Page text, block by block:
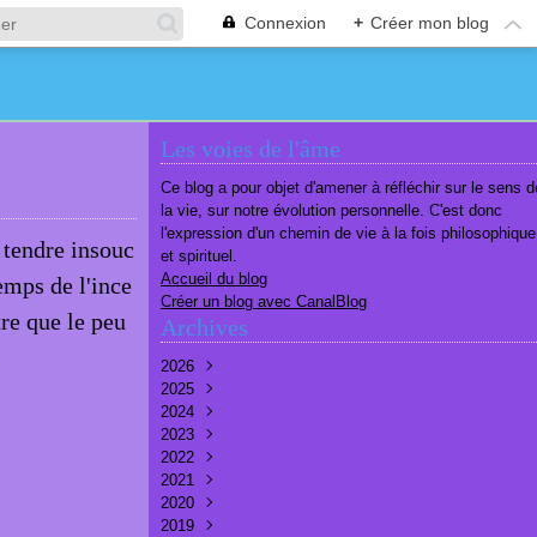
Connexion + Créer mon blog
insouc
de l'ince
que le peu
Les voies de l'âme
Ce blog a pour objet d'amener à réfléchir sur le sens
la vie, sur notre évolution personnelle. C'est donc
l'expression d'un chemin de vie à la fois philosophique
et spirituel.
Accueil du blog
Créer un blog avec CanalBlog
Archives
2026
Août
Juillet
Juin
Mai(7)
Avril
Mars
Février
2025
Décembre
Novembre
Octobre
Septembre
Août
Juillet
2024
Décembre
Novembre
Octobre
Septembre
Août
2023
Décembre
Novembre
Octobre
Septembre
2022
Décembre
Septembre
Août
2021
Décembre
Novembre
2020
Décembre
2019